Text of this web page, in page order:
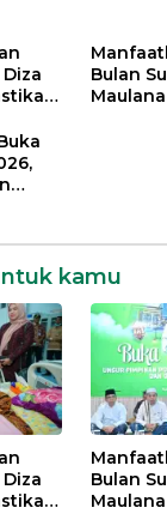
Bulan
kamu
Bulan